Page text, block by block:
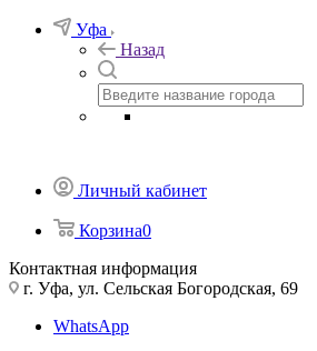
Уфа
Назад
Личный кабинет
Корзина0
Контактная информация
г. Уфа, ул. Сельская Богородская, 69
WhatsApp